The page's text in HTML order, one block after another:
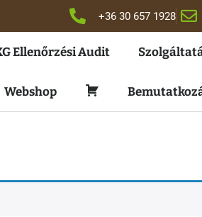
+36 30 657 1928
Ellenőrzési Audit
Webshop Kosár